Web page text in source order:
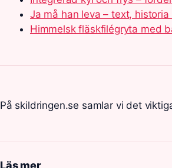
Ja må han leva – text,
Himmelsk fläskfilégryta med
På skildringen.se samlar vi det
Läs mer